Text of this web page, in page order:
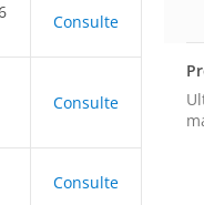
Consulte
Consulte
Consulte